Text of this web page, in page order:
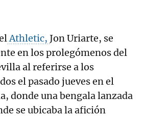
Athletic, Jon Uriarte, se
en los prolegómenos del
al referirse a los
el pasado jueves en el
donde una bengala lanzada
se ubicaba la afición